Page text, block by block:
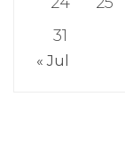
31
« Jul